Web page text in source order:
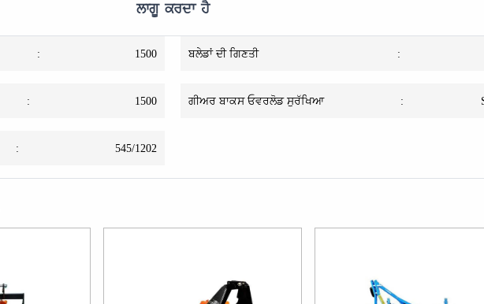
ਲਾਗੂ ਕਰਦਾ ਹੈ
: 1500 ਬਲੇਡਾਂ ਦੀ ਗਿਣਤੀ :
: 1500 ਗੀਅਰ ਬਾਕਸ ਓਵਰਲੋਡ ਸੁਰੱਖਿਆ :
: 545/1202